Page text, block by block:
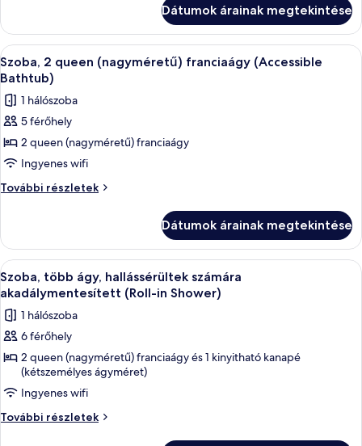
franciaágy,
hallássérültek
számára
akadálymentesített
franciaágy,
hallássérültek
számára
akadálymentesített
részletei
Dátumok árainak megtekintése
A
következő
szoba
összes
képének
megtekintése:
Szoba,
2
franciaágy
(Accessible
Bathtub)
Egy szállodai szoba két ággyal,
7
Szoba, 2 queen (nagyméretű) franciaágy (Accessible
Bathtub)
1 hálószoba
5 férőhely
2 queen (nagyméretű) franciaágy
Ingyenes wifi
További részletek
Szoba,
franciaágy
(Accessible
Bathtub)
további
részletei
Dátumok árainak megtekintése
A
következő
szoba
összes
képének
megtekintése:
Szoba,
több
ágy,
Egy kétágyas szoba, íróasztallal,
7
Szoba, több ágy, hallássérültek számára
akadálymentesített (Roll-in Shower)
1 hálószoba
6 férőhely
2 queen (nagyméretű) franciaágy és 1 kinyitható kanapé
(kétszemélyes ágyméret)
Ingyenes wifi
További részletek
Szoba,